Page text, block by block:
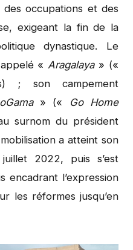
occupations et des
exigeant la fin de la
dynastique. Le
appelé «Aragalaya» («
; son campement
» («
Go Home
surnom du président
a atteint son
2022, puis s’est
encadrant l’expression
les réformes jusqu’en